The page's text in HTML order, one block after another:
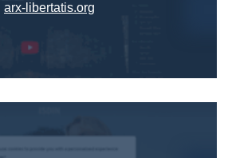
arx-libertatis.org